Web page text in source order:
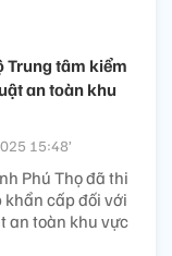
Trung tâm kiểm
an toàn khu
15:48’
Phú Thọ đã thi
cấp đối với
an toàn khu vực